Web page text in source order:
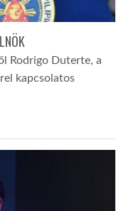
Rodrigo Duterte, a
kapcsolatos